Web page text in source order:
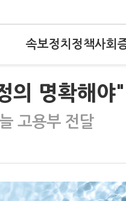
속보정치 정책사회
의 명확해야"
고용부 전달